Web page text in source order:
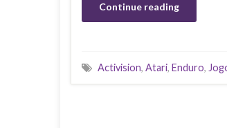
Continue reading
Activision, Atari, Enduro,